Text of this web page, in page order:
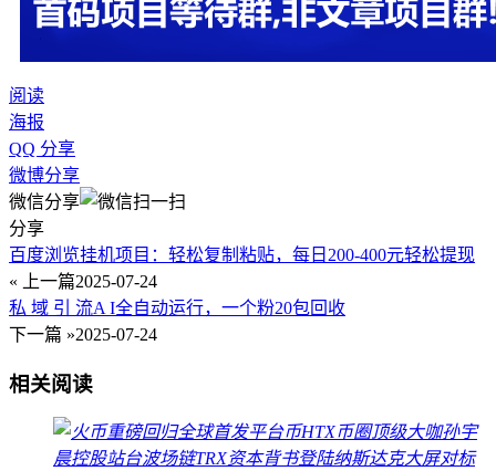
阅读
海报
QQ 分享
微博分享
微信分享
分享
百度浏览挂机项目：轻松复制粘贴，每日200-400元轻松提现
« 上一篇2025-07-24
私 域 引 流A I全自动运行，一个粉20包回收
下一篇 »2025-07-24
相关阅读